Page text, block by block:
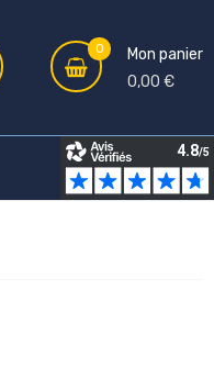
0
Mon panier
0,00 €